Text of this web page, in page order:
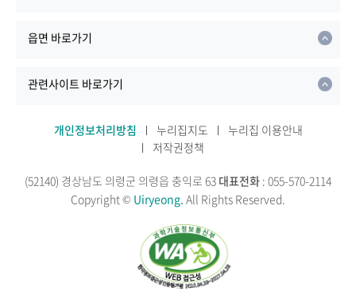
읍면 바로가기
관련사이트 바로가기
개인정보처리방침 누리집지도
누리집 이용안내
저작권정책
(52140) 경상남도 의령군 의령읍 충익로 63 대표전화 : 055-570-2114
Copyright © Uiryeong. All Rights Reserved.